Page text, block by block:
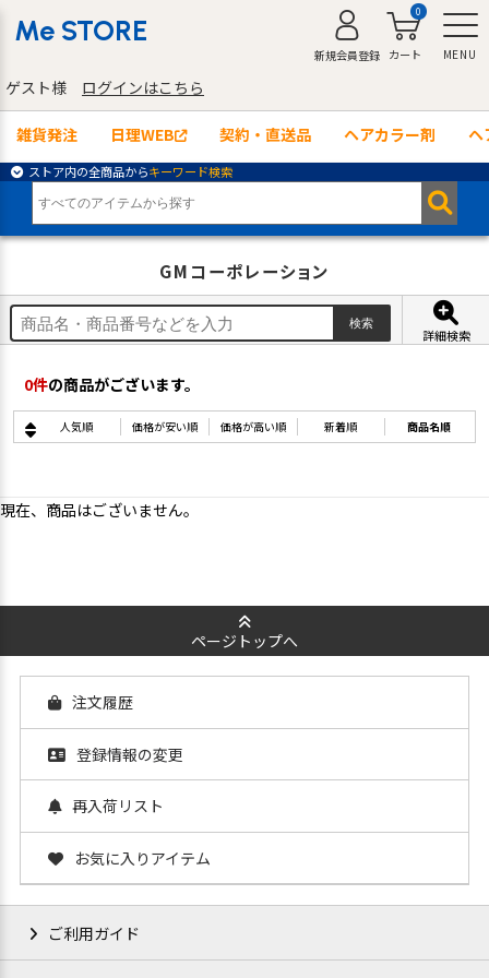
雑貨発注 日理WEB 契約・直送品 ヘアカラー剤 ヘ
ストア内の全商品からキーワード検索
Me STORE
MENU
新規会員登録 カート
0
ゲスト様 ログインはこちら
GMコーポレーション
詳細検索
0件の商品がございます。
人気順 価格が安い順 価格が高い順 新着順 商品名順
現在、商品はございません。
ページトップへ
注文履歴
登録情報の変更
再入荷リスト
お気に入りアイテム
ご利用ガイド